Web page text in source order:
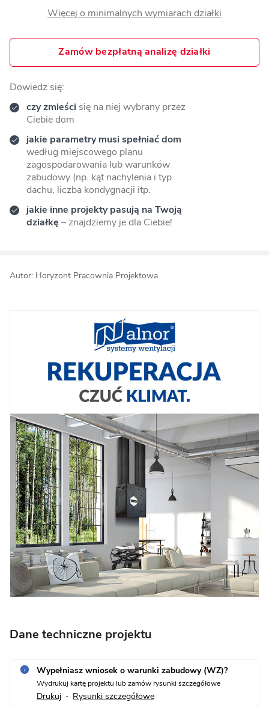
Więcej o minimalnych wymiarach działki
Zamów bezpłatną analizę działki
Dowiedz się:
czy zmieści się na niej wybrany przez
Ciebie dom
jakie parametry musi spełniać dom
według miejscowego planu
zagospodarowania lub warunków
zabudowy (np. kąt nachylenia i typ
dachu, liczba kondygnacji itp.
jakie inne projekty pasują na Twoją
działkę – znajdziemy je dla Ciebie!
Autor: Horyzont Pracownia Projektowa
Dane techniczne projektu
Wypełniasz wniosek o warunki zabudowy (WZ)?
Wydrukuj kartę projektu lub zamów rysunki szczegółowe
Drukuj • Rysunki szczegółowe